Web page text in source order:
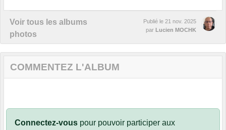
Voir tous les albums
photos
Publié le 21 nov. 2025
par Lucien MOCHK
COMMENTEZ L'ALBUM
Connectez-vous pour pouvoir participer aux